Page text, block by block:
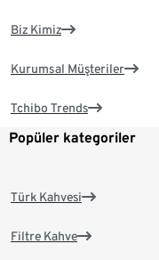
Biz Kimiz
Kurumsal Müşteriler
Tchibo Trends
Popüler kategoriler
Türk Kahvesi
Filtre Kahve